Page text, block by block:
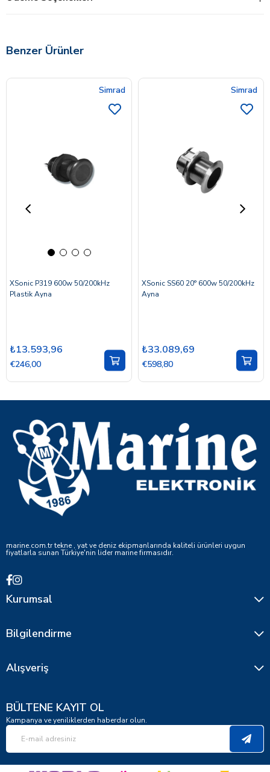
Benzer Ürünler
Simrad
XSonic P319 600w 50/200kHz
Plastik Ayna
₺13.593,96
€246,00
Simrad
XSonic SS60 20° 600w 50/200kHz
Ayna
₺33.089,69
€598,80
marine.com.tr tekne , yat ve deniz ekipmanlarında kaliteli ürünleri uygun
fiyatlarla sunan Türkiye'nin lider marine firmasıdır.
Kurumsal
Bilgilendirme
Alışveriş
BÜLTENE KAYIT OL
Kampanya ve yeniliklerden haberdar olun.